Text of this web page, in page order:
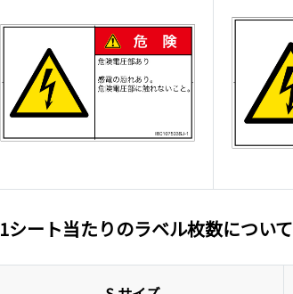
1シート当たりのラベル枚数について